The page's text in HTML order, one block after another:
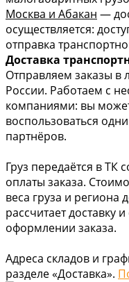
Москва и Абакан —
осуществляется:
отправка
Доставка
Отправляем заказы
России. Работаем с
компаниями: вы
воспользоваться
партнёров.
Груз передаётся в ТК
оплаты заказа.
веса груза и
рассчитает доставку
оформлении заказа.
Адреса складов и
разделе «Доставка».